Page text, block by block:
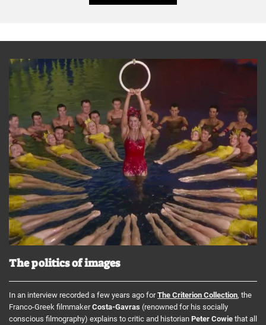
The politics of images
In an interview recorded a few years ago forThe Criterion Collection, the
Franco-Greek filmmakerCosta-Gavras (renowned for his socially
conscious filmography) explains to critic and historian Peter Cowie that all